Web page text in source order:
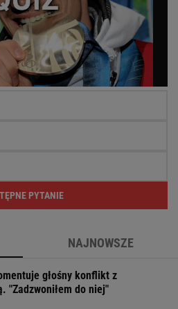
PYTANIE
NAJNOWSZE
głośny konflikt z
"Zadzwoniłem do niej"